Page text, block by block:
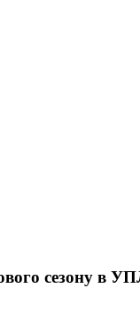
сезону в